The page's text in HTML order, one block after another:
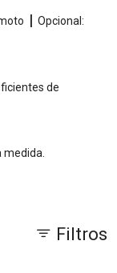
| Opcional:
de
medida.
Filtros